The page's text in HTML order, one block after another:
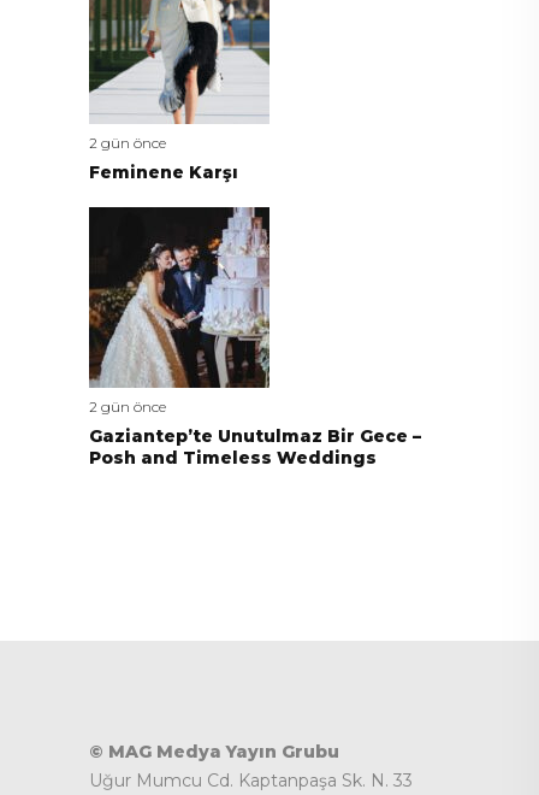
2 gün önce
Feminene Karşı
2 gün önce
Gaziantep’te Unutulmaz Bir Gece –
Posh and Timeless Weddings
© MAG Medya Yayın Grubu
Uğur Mumcu Cd. Kaptanpaşa Sk. N. 33